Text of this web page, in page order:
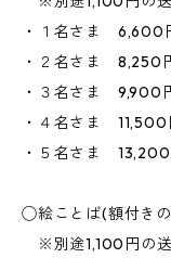
・１名さま 6,600
・２名さま 8,250
・３名さま 9,900
・４名さま 11,500
・５名さま
◯絵ことば(額付き
※別途1,100円の